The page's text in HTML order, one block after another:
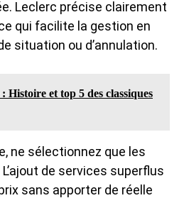
Leclerc précise clairement
qui facilite la gestion en
situation ou d’annulation.
Histoire et top 5 des classiques
ne sélectionnez que les
de services superflus
sans apporter de réelle